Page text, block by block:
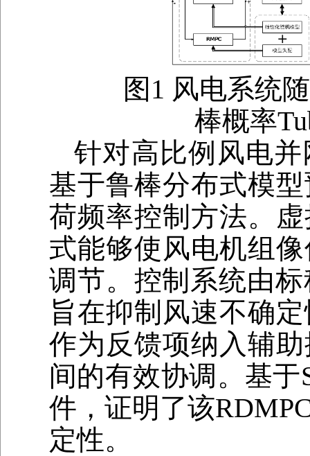
图1 风电系统
棒概率
针对高比例风电
基于鲁棒分布式模
荷频率控制方法。
式能够使风电机组
调节。控制系统由
旨在抑制风速不确
作为反馈项纳入辅
间的有效协调。基
件，证明了该
定性。